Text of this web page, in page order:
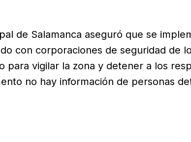
de Salamanca aseguró que se
con corporaciones de seguridad de
para vigilar la zona y detener a los
no hay información de personas